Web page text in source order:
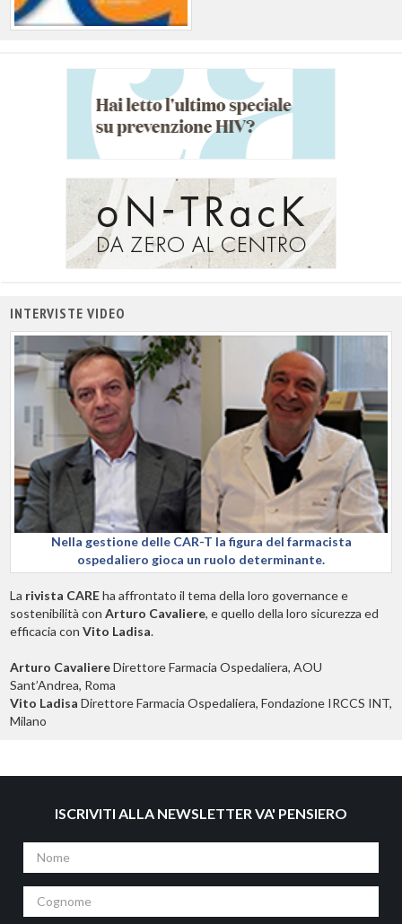
INTERVISTE VIDEO
Nella gestione delle CAR-T la figura del farmacista
ospedaliero gioca un ruolo determinante.
La rivista CAREha affrontato il tema della loro governance e
sostenibilità con Arturo Cavaliere, e quello della loro sicurezza ed
efficacia con Vito Ladisa.
Arturo CavaliereDirettore Farmacia Ospedaliera, AOU
Sant’Andrea, Roma
Vito Ladisa Direttore Farmacia Ospedaliera, Fondazione IRCCS INT,
Milano
ISCRIVITI ALLA NEWSLETTER VA' PENSIERO
Nome
Cognome